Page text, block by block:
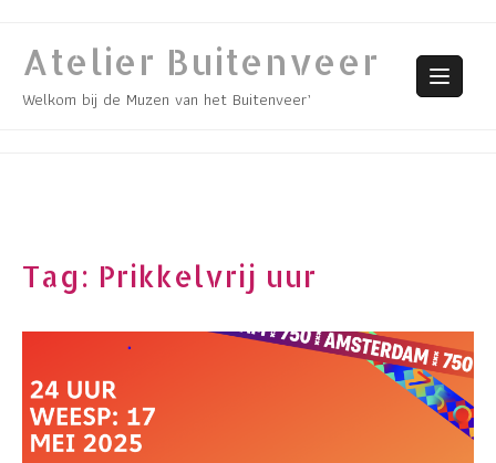
contentAtelier Buitenveer
Welkom bij de Muzen van het Buitenveer’
Tag: Prikkelvrij uur